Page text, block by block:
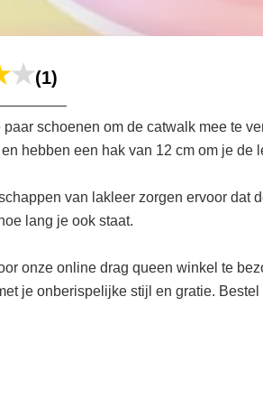
(1)
schoenen om de catwalk mee te
hebben een hak van 12 cm om je
van lakleer zorgen ervoor
lang je ook staat.
onze online drag queen winkel te
je onberispelijke stijl en gratie.